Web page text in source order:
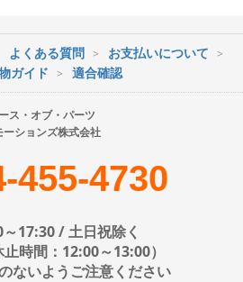
時間指定不可の地域があります。
に遅延が生じる場合もございますので
郵便・西濃運輸を使用しております。
せん。
よくある質問
お支払いについて
ガイド
適合確認
ス・オブ・パーツ
ーションズ株式会社
455-4730
17:30 / 土日祝除く
止時間：12:00～13:00）
ないようご注意ください